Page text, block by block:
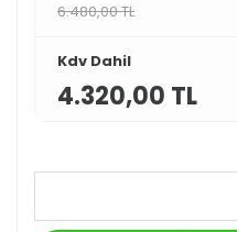
6.480,00 TL
Kdv Dahil
4.320,00 TL